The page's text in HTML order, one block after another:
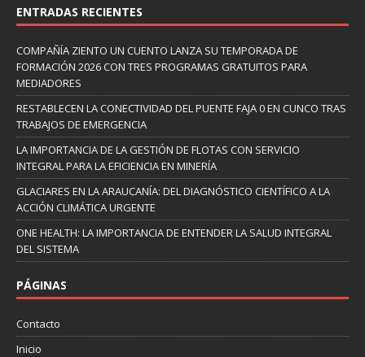
ENTRADAS RECIENTES
COMPAÑÍA ZIENTO UN CUENTO LANZA SU TEMPORADA DE
FORMACIÓN 2026 CON TRES PROGRAMAS GRATUITOS PARA
MEDIADORES
RESTABLECEN LA CONECTIVIDAD DEL PUENTE FAJA 0 EN CUNCO TRAS
TRABAJOS DE EMERGENCIA
LA IMPORTANCIA DE LA GESTIÓN DE FLOTAS CON SERVICIO
INTEGRAL PARA LA EFICIENCIA EN MINERÍA
GLACIARES EN LA ARAUCANÍA: DEL DIAGNÓSTICO CIENTÍFICO A LA
ACCIÓN CLIMÁTICA URGENTE
ONE HEALTH: LA IMPORTANCIA DE ENTENDER LA SALUD INTEGRAL
DEL SISTEMA
PÁGINAS
Contacto
Inicio